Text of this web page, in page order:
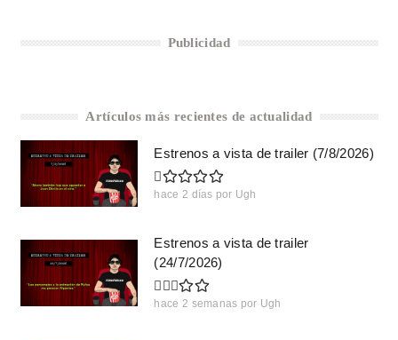
Publicidad
Artículos más recientes de actualidad
Estrenos a vista de trailer (7/8/2026)
hace 2 días por Ugh
Estrenos a vista de trailer
(24/7/2026)
hace 2 semanas por Ugh